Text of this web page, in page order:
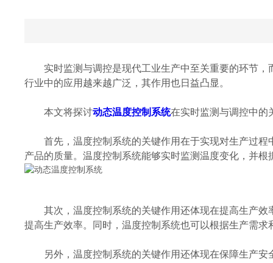
实时监测与调控是现代工业生产中至关重要的环节，
行业中的应用越来越广泛，其作用也日益凸显。
本文将探讨动态温度控制系统在实时监测与调控中的
首先，温度控制系统的关键作用在于实现对生产过程
产品的质量。温度控制系统能够实时监测温度变化，并
其次，温度控制系统的关键作用还体现在提高生产效
提高生产效率。同时，温度控制系统也可以根据生产需
另外，温度控制系统的关键作用还体现在保障生产安